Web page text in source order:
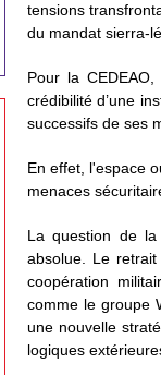
tensions
du mandat sierra-
Pour la
crédibilité d’une
successifs de ses
En effet, l'espace
menaces
La question de
absolue. Le
coopération
comme le groupe
une nouvelle
logiques